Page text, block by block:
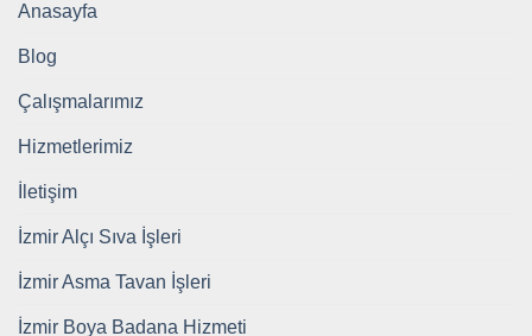
Anasayfa
Blog
Çalışmalarımız
Hizmetlerimiz
İletişim
İzmir Alçı Sıva İşleri
İzmir Asma Tavan İşleri
İzmir Boya Badana Hizmeti